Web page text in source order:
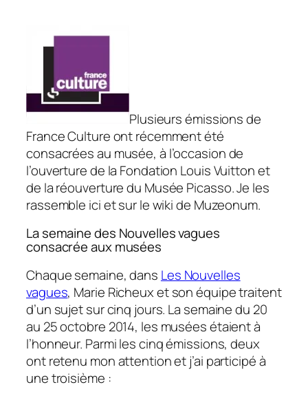
Plusieurs émissions de
France Culture ont récemment été
consacrées au musée, à l’occasion de
l’ouverture de la Fondation Louis Vuitton et
de la réouverture du Musée Picasso. Je les
rassemble ici et sur le wiki de Muzeonum.
La semaine des Nouvelles vagues
consacrée aux musées
Chaque semaine, dans Les Nouvelles
vagues, Marie Richeux et son équipe traitent
d’un sujet sur cinq jours. La semaine du 20
au 25 octobre 2014, les musées étaient à
l’honneur. Parmi les cinq émissions, deux
ont retenu mon attention et j’ai participé à
une troisième :